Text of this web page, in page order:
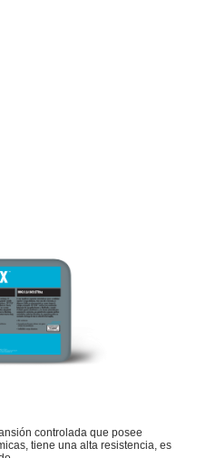
controlada que posee
tiene una alta resistencia, es